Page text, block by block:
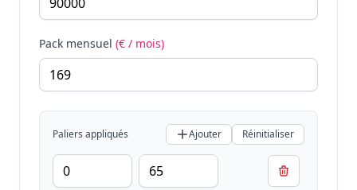
Pack mensuel (€ / mois)
Paliers appliqués Ajouter Réinitialiser